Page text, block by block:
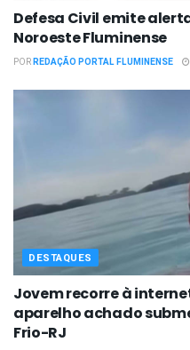
Defesa Civil emite
Noroeste Fluminense
PORREDAÇÃO PORTAL FLUMINENSE
DESTAQUES
Jovem recorre à
aparelho achado
Frio-RJ